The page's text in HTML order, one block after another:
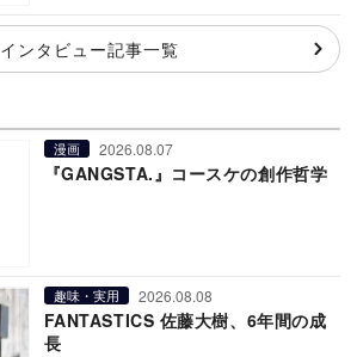
インタビュー記事一覧
漫画 2026.08.07
『GANGSTA.』コースケの創作哲学
趣味・実用 2026.08.08
FANTASTICS 佐藤大樹、6年間の成
長